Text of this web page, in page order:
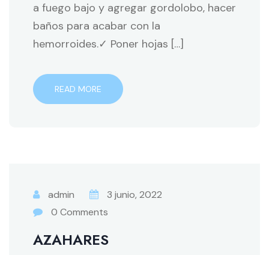
a fuego bajo y agregar gordolobo, hacer
baños para acabar con la
hemorroides.✓ Poner hojas […]
READ MORE
admin
3 junio, 2022
0 Comments
AZAHARES